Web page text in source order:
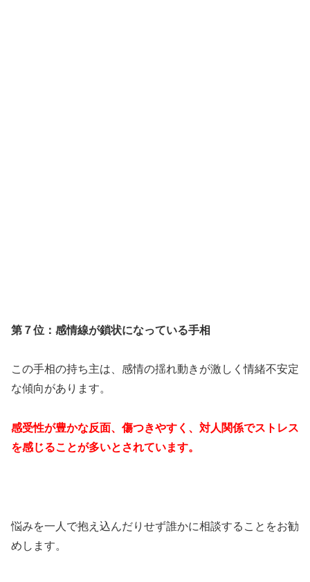
第７位：感情線が鎖状になっている手相
この手相の持ち主は、感情の揺れ動きが激しく情緒不安定
な傾向があります。
感受性が豊かな反面、傷つきやすく、対人関係でストレス
を感じることが多いとされています。
悩みを一人で抱え込んだりせず誰かに相談することをお勧
めします。